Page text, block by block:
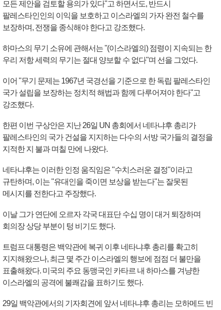
모든 제안을 검토할 용의가 있다"고 하면서도, 반드시
팔레스타인인의 이익을 보호하고 이스라엘의 가자 완전 철수를
보장하며, 전쟁을 종식해야 한다고 강조했다.
하마스의 무기 소유에 관해서는 "(이스라엘의) 점령이 지속되는 한
우리 저항 세력의 무기는 절대 양보할 수 없다"며 선을 그었다.
이어 "무기 문제는 1967년 국경선을 기준으로 한 독립 팔레스타인
국가 설립을 보장하는 정치적 해법과 함께 다루어져야 한다"고
강조했다.
한편 이번 구상안은 지난 26일 UN 총회에서 네타냐후 총리가
팔레스타인의 국가 건설을 지지하는 다수의 서방 국가들의 결정을
지적한 지 불과 며칠 만에 나왔다.
네타냐후는 이러한 인정 움직임은 "수치스러운 결정"이라고
규탄하며, 이는 "유대인을 죽이면 보상을 받는다"는 잘못된
메시지를 전한다고 주장했다.
이날 그가 연단에 오르자 각국 대표단 수십 명이 대거 퇴장하며
회의장 상당 부분이 텅 비기도 했다.
트럼프 대통령은 백악관에 복귀 이후 네타냐후 총리를 확고히
지지해왔으나, 최근 몇 주간 이스라엘의 행보에 점점 더 불만을
표출해왔다. 미국의 주요 동맹국인 카타르 내 하마스를 겨냥한
이스라엘의 공격에 불쾌감을 표하기도 했다.
29일 백악관에서의 기자회견에 앞서 네타냐후 총리는 모하메드 빈